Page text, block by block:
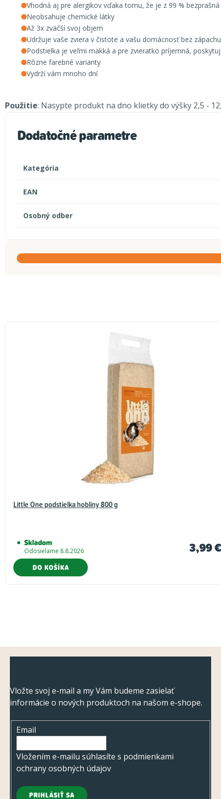
Vhodná aj pre alergikov vďaka tomu, že je z 99 % bezprašná
Neobsahuje chemické látky
Až 3x zväčší svoj objem
Udržuje vaše zviera v čistote a vašu domácnosť bez zápachu
Podstielka je veľmi mäkká a pre zvieratko príjemná,
Rôzne farebné varianty
Vydrží vám mnoho dní
Použitie: Nasypte produkt na dno klietky do výšky 2,5 -
Dodatočné parametre
Kategória
EAN
Osobný odber
Little One podstielka hobliny 800 g
Skladom
Odosielame 8.8.2026 3,99
DO KOŠÍKA
Vložte svoj e-mail a my Vám budeme zasielať
informácie o nových produktoch na našom e-shope.
Email
Vložením e-mailu súhlasíte s podmienkami
ochrany osobných údajov
PRIHLÁSIŤ SA